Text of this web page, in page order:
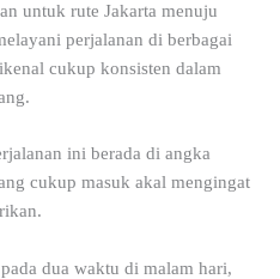
untuk rute Jakarta menuju
perjalanan di berbagai
cukup konsisten dalam
ini berada di angka
cukup masuk akal mengingat
dua waktu di malam hari,